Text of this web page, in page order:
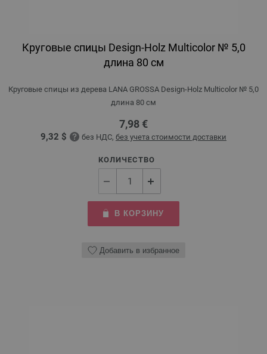
Круговые спицы Design-Holz Multicolor № 5,0
длина 80 см
Круговые спицы из дерева LANA GROSSA Design-Holz Multicolor № 5,0
длина 80 см
7,98 €
9,32 $ без НДС, без учета стоимости доставки
КОЛИЧЕСТВО
В КОРЗИНУ
Добавить в избранное